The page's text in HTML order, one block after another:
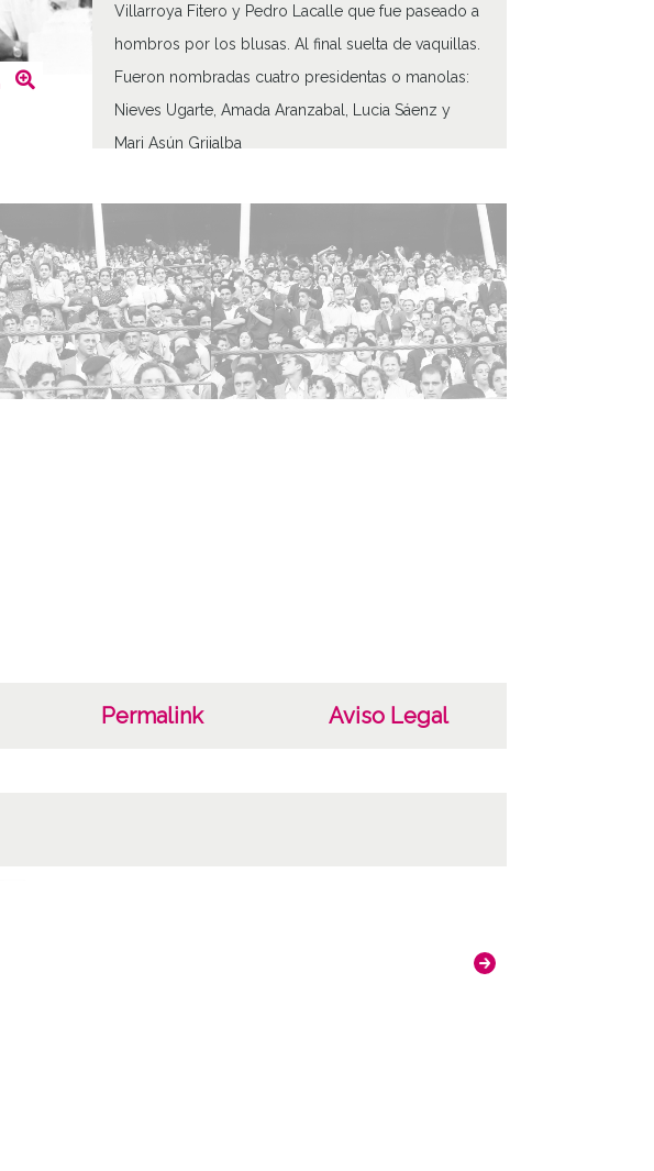
Villarroya Fitero y Pedro Lacalle que fue paseado a
hombros por los blusas. Al final suelta de vaquillas.
Fueron nombradas cuatro presidentas o manolas:
Nieves Ugarte, Amada Aranzabal, Lucia Sáenz y
Mari Asún Grijalba
Tipo de contenido
Fecha
19550731
31 de julio de 1955
Notas
Permalink Aviso Legal